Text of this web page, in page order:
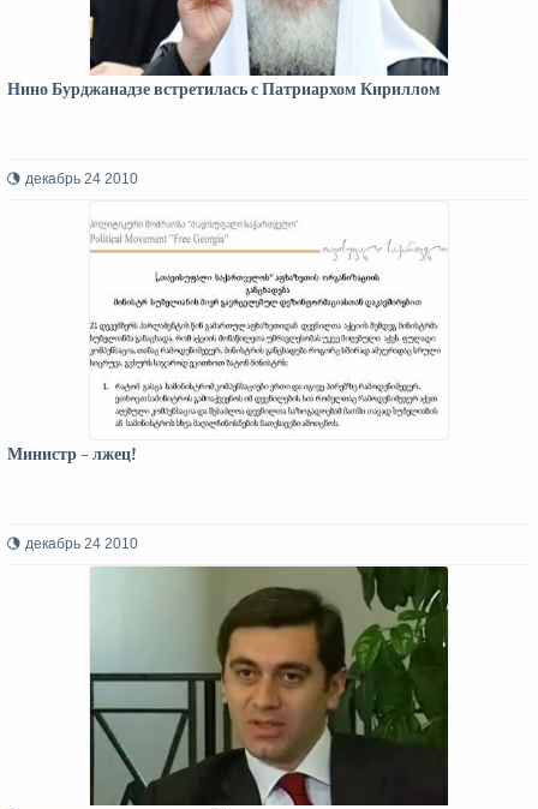
Нино Бурджанадзе встретилась с Патриархом Кириллом
декабрь 24 2010
Министр – лжец!
декабрь 24 2010